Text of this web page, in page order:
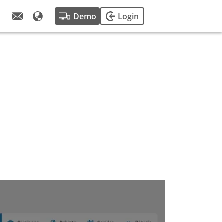
Demo Login